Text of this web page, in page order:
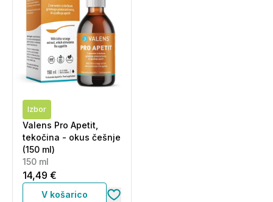
Izbor
Valens Pro Apetit,
tekočina - okus češnje
(150 ml)
150 ml
14,49 €
V košarico